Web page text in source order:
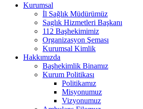
Kurumsal
İl Sağlık Müdürümüz
Saglık Hizmetleri Başkanı
112 Başhekimimiz
Organizasyon Şeması
Kurumsal Kimlik
Hakkımızda
Başhekimlik Binamız
Kurum Politikası
Politikamız
Misyonumuz
Vizyonumuz